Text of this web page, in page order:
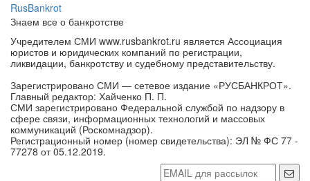
RusBankrot
Знаем все о банкротстве
Учредителем СМИ www.rusbankrot.ru является Ассоциация
юристов и юридических компаний по регистрации,
ликвидации, банкротству и судебному представительству.
Зарегистрировано СМИ — сетевое издание «РУСБАНКРОТ».
Главный редактор: Хайченко П. П.
СМИ зарегистрировано Федеральной службой по надзору в
сфере связи, информационных технологий и массовых
коммуникаций (Роскомнадзор).
Регистрационный номер (номер свидетельства): ЭЛ № ФС 77 -
77278 от 05.12.2019.